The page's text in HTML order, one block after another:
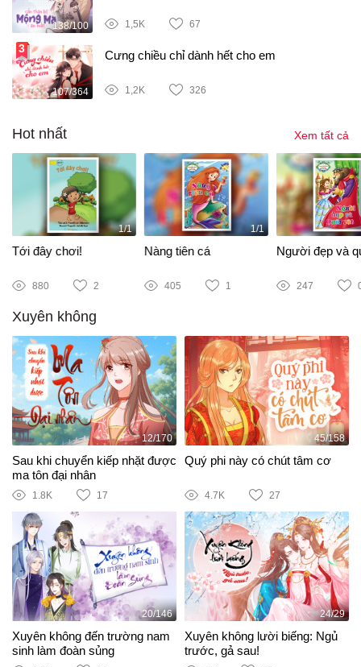
138/100 1,5K 67
107/364
Cưng chiều chỉ dành hết cho em
1,2K 326
Hot nhất Xem tất cả
1/1
Tới đây chơi!
880 2
1/1
Nàng tiên cá
405 1
Người đẹp và
247
Xuyên không
12/170
Sau khi chuyển kiếp nhặt được
ma tôn đại nhân
1.8K 17
45/158
Quý phi này có chút tâm cơ
4.7K 27
20/146
Xuyên không đến trường nam
sinh làm đoàn sủng
24/29
Xuyên không lười biếng: Ngủ
trước, gả sau!